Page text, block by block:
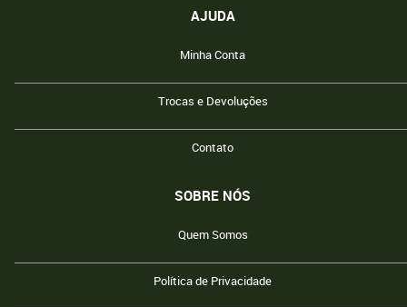
AJUDA
Minha Conta
Trocas e Devoluções
Contato
SOBRE NÓS
Quem Somos
Política de Privacidade